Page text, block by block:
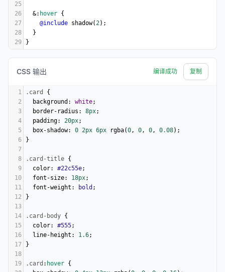
25
26
  &:
hover {
27
@include shadow(2);
28
  }
29
}
CSS 输出 编译成功 复制
1 .card
{
2
background : white;
3
border-radius : 8px;
4
padding: 20px;
5
box-shadow: 0 2px 6px rgba(0, 0, 0, 0.08);
6
}
7
8
.card-title {
9
color: #22c55e;
10
font-size: 18px;
11
font-weight : bold ;
12
}
13
14
.card-body {
15
color: #555;
16
line-height : 1.6;
17
}
18
19
.card : hover {